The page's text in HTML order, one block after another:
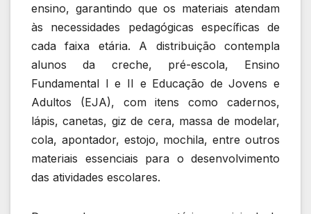
ensino, garantindo que os materiais atendam
às necessidades pedagógicas específicas de
cada faixa etária. A distribuição contempla
alunos da creche, pré-escola, Ensino
Fundamental I e II e Educação de Jovens e
Adultos (EJA), com itens como cadernos,
lápis, canetas, giz de cera, massa de modelar,
cola, apontador, estojo, mochila, entre outros
materiais essenciais para o desenvolvimento
das atividades escolares.